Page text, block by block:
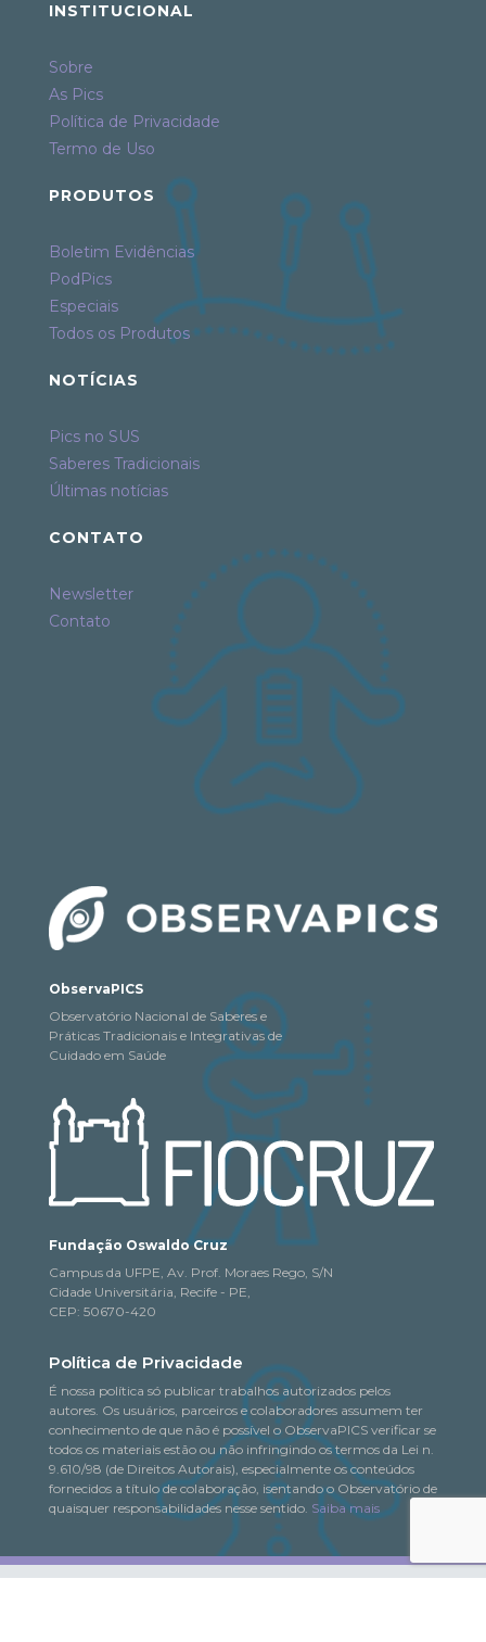
INSTITUCIONAL
Sobre
As Pics
Política de Privacidade
Termo de Uso
PRODUTOS
Boletim Evidências
PodPics
Especiais
Todos os Produtos
NOTÍCIAS
Pics no SUS
Saberes Tradicionais
Últimas notícias
CONTATO
Newsletter
Contato
ObservaPICS
Observatório Nacional de Saberes e
Práticas Tradicionais e Integrativas de
Cuidado em Saúde
Fundação Oswaldo Cruz
Campus da UFPE, Av. Prof. Moraes Rego, S/N
Cidade Universitária, Recife - PE,
CEP: 50670-420
Política de Privacidade
É nossa política só publicar trabalhos autorizados pelos
autores. Os usuários, parceiros e colaboradores assumem ter
conhecimento de que não é possível o ObservaPICS verificar se
todos os materiais estão ou não infringindo os termos da Lei n.
9.610/98 (de Direitos Autorais), especialmente os conteúdos
fornecidos a título de colaboração, isentando o Observatório de
quaisquer responsabilidades nesse sentido. Saiba mais